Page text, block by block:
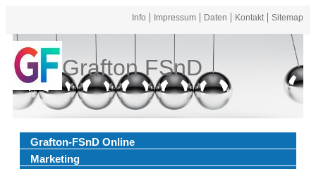
Info Impressum Daten Kontakt Sitemap
Grafton FSnD
Grafton-FSnD Online
Marketing